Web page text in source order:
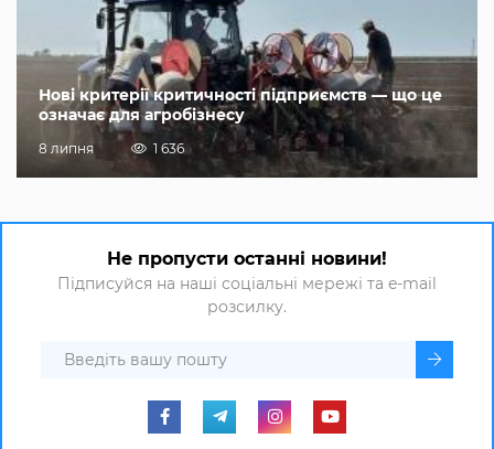
Нові критерії критичності підприємств — що це
означає для агробізнесу
8 липня 1 636
Не пропусти останні новини!
Підписуйся на наші соціальні мережі та e-mail
розсилку.